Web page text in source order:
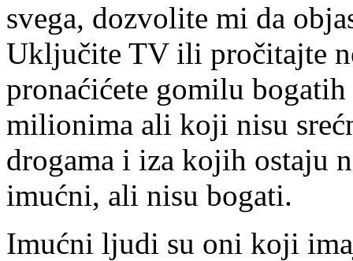
svega, dozvolite mi da
Uključite TV ili pročitajte
pronaćićete gomilu
milionima ali koji nisu
drogama i iza kojih ostaju
imućni, ali nisu bogati.
Imućni ljudi su oni koji